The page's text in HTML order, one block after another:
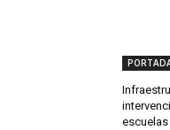
escuelas